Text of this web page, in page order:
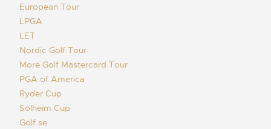
European Tour
LPGA
LET
Nordic Golf Tour
More Golf Mastercard Tour
PGA of America
Ryder Cup
Solheim Cup
Golf.se